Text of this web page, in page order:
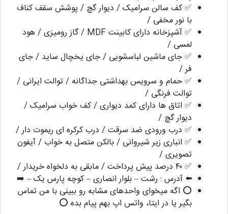
✅ کف سالن سرامیک / دیوار گچ / پوشش سقف کناف
با نور مخفی /
✅ آشپزخانه دارای کابینت MDF / گاز رومیزی / هود
لمسی /
✅ جای ماشین لباسشویی / جای یخچال ساید / جای
فر /
✅ حمام و سرویس بهداشتی جداگانه / توالت ایرانی /
توالت فرنگی /
✅ اتاق ها دارای کمد دیواری / کف خواب سرامیک /
دیوار گچ /
✅ درب ورودی ضد سرقت / درب کرکره ای ریموت دار /
✅ انباری زیر شیروانی / بالکن متصل به خواب / آیفون
تصویری /
✅ ۴۰ درصد پیش پرداخت / مابقی به دلخواه خریدار /
⬅️ آدرس : رشت – بلوار انصاری – کوچه پارس یک – ➡️
⭕ اگه میخوای واحدهای مشابه رو ببینی با من تماس
بگیر یا در ایتا، واتس اپ بهم پیام بده ⭕